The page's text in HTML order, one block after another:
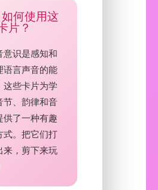
如何使用这
片？
意识是感知和
语言声音的能
这些卡片为学
节、韵律和音
供了一种有趣
式。把它们打
来，剪下来玩